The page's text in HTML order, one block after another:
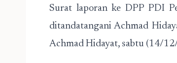
Surat laporan ke DPP PDI
ditandatangani Achmad
Achmad Hidayat, sabtu (14/